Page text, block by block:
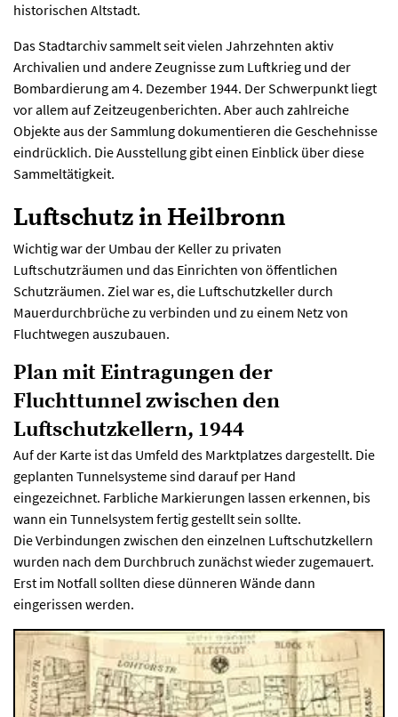
historischen Altstadt.
Das Stadtarchiv sammelt seit vielen Jahrzehnten aktiv
Archivalien und andere Zeugnisse zum Luftkrieg und der
Bombardierung am 4. Dezember 1944. Der Schwerpunkt liegt
vor allem auf Zeitzeugenberichten. Aber auch zahlreiche
Objekte aus der Sammlung dokumentieren die Geschehnisse
eindrücklich. Die Ausstellung gibt einen Einblick über diese
Sammeltätigkeit.
Luftschutz in Heilbronn
Wichtig war der Umbau der Keller zu privaten
Luftschutzräumen und das Einrichten von öffentlichen
Schutzräumen. Ziel war es, die Luftschutzkeller durch
Mauerdurchbrüche zu verbinden und zu einem Netz von
Fluchtwegen auszubauen.
Plan mit Eintragungen der
Fluchttunnel zwischen den
Luftschutzkellern, 1944
Auf der Karte ist das Umfeld des Marktplatzes dargestellt. Die
geplanten Tunnelsysteme sind darauf per Hand
eingezeichnet. Farbliche Markierungen lassen erkennen, bis
wann ein Tunnelsystem fertig gestellt sein sollte.
Die Verbindungen zwischen den einzelnen Luftschutzkellern
wurden nach dem Durchbruch zunächst wieder zugemauert.
Erst im Notfall sollten diese dünneren Wände dann
eingerissen werden.